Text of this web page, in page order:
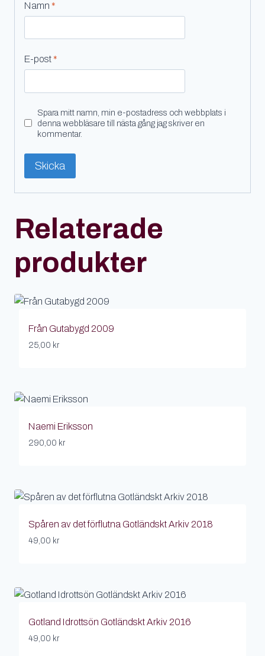
Namn *
E-post *
Spara mitt namn, min e-postadress och webbplats i
denna webbläsare till nästa gång jag skriver en
kommentar.
Relaterade
produkter
Från Gutabygd 2009
25,00 kr
Naemi Eriksson
290,00 kr
Spåren av det förflutna Gotländskt Arkiv 2018
49,00 kr
Gotland Idrottsön Gotländskt Arkiv 2016
49,00 kr